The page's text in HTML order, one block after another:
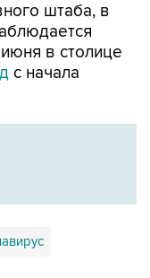
штаба, в
в столице
с начала